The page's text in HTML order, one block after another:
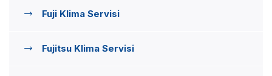
Fuji Klima Servisi
Fujitsu Klima Servisi